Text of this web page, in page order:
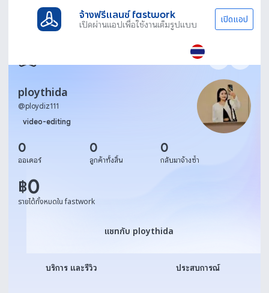
จ้างฟรีแลนซ์ fastwork
เปิดผ่านแอปเพื่อใช้งานเต็มรูปแบบ เปิดแอป
ploythida
@ploydiz111
video-editing
0
ออเดอร์
0
ลูกค้าทั้งสิ้น
0
กลับมาจ้างซ้ำ
฿0
รายได้ทั้งหมดใน fastwork
แชทกับ ploythida
แชทกับ ploythida
บริการ และรีวิว ประสบการณ์